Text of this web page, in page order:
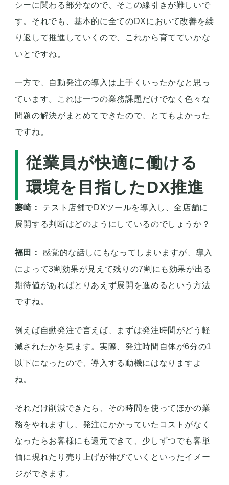
込むのは大変ですね。今で言うとアプリを作ってお
客様に普及するというのはなかなか進捗しきらない
なという印象です。お客様にアプリを渡して終わり
ではなく、その先のコミュニケーションまで取らな
いとお客様がメリットを見出しづらい設計なのかな
ただ、そのコミュニケーションもお客様のプライバ
シーに関わる部分なので、そこの線引きが難しいで
す。それでも、基本的に全てのDXにおいて改善を繰
り返して推進していくので、これから育てていかな
いとですね。
問題の解決がまとめてできたので、とてもよかった
ですね。
従業員が快適に働ける
藤崎：
テスト店舗でDXツールを導入し、全店舗に
展開する判断はどのようにしているのでしょうか？
福田：
によって3割効果が見えて残りの7割にも効果が出る
期待値があればとりあえず展開を進めるという方法
例えば自動発注で言えば、まずは発注時間がどう軽
減されたかを見ます。実際、発注時間自体が6分の1